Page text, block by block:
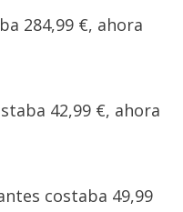
284,99 €, ahora
42,99 €, ahora
costaba 49,99